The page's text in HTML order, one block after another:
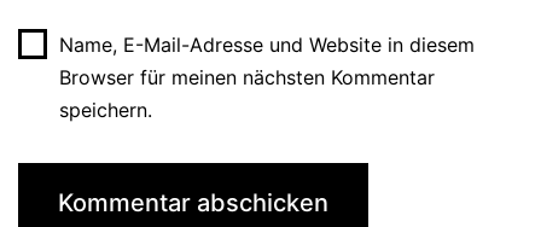
Name, E-Mail-Adresse und Website in diesem
Browser für meinen nächsten Kommentar
speichern.